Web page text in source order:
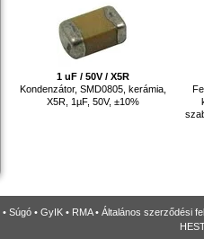
1 uF / 50V / X5R
Kondenzátor, SMD0805, kerámia,
X5R, 1µF, 50V, ±10%
• Súgó • GyIK • RMA• Általános szerződési